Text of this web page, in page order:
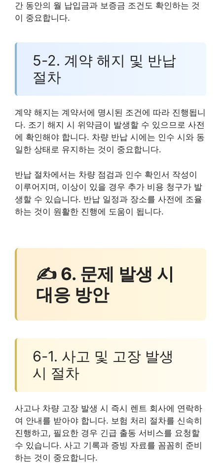
간 동안의 월 납입금과 보증금 조건도 확인하는 것
이 중요합니다.
5-2. 계약 해지 및 반납
절차
계약 해지는 계약서에 명시된 조건에 따라 진행됩니
다. 조기 해지 시 위약금이 발생할 수 있으므로 사전
에 확인해야 합니다. 차량 반납 시에는 인수 시와 동
일한 상태로 유지하는 것이 중요합니다.
반납 절차에서는 차량 점검과 인수 확인서 작성이
이루어지며, 이상이 있을 경우 추가 비용 청구가 발
생할 수 있습니다. 반납 일정과 장소를 사전에 조율
하는 것이 원활한 진행에 도움이 됩니다.
✍ 6. 문제 발생 시
대응 방안
6-1. 사고 및 고장 발생
시 절차
사고나 차량 고장 발생 시 즉시 렌트 회사에 연락하
여 안내를 받아야 합니다. 보험 처리 절차를 신속히
진행하고, 필요한 경우 긴급 출동 서비스를 요청할
수 있습니다. 사고 기록과 증빙 자료를 꼼꼼히 준비
하는 것이 중요합니다.